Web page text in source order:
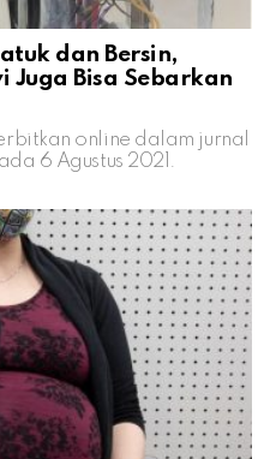
dan Bersin,
Juga Bisa Sebarkan
online dalam jurnal
6 Agustus 2021.